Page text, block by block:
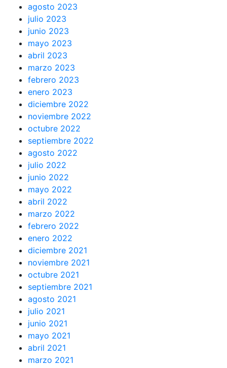
agosto 2023
julio 2023
junio 2023
mayo 2023
abril 2023
marzo 2023
febrero 2023
enero 2023
diciembre 2022
noviembre 2022
octubre 2022
septiembre 2022
agosto 2022
julio 2022
junio 2022
mayo 2022
abril 2022
marzo 2022
febrero 2022
enero 2022
diciembre 2021
noviembre 2021
octubre 2021
septiembre 2021
agosto 2021
julio 2021
junio 2021
mayo 2021
abril 2021
marzo 2021